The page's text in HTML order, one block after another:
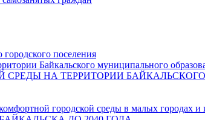
поселения
Байкальского муниципального
НА ТЕРРИТОРИИ
городской среды в малых городах и